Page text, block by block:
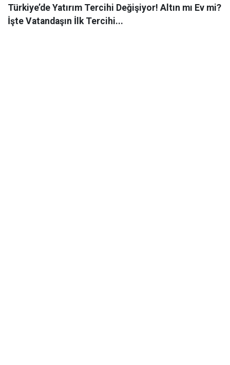
Türkiye’de Yatırım Tercihi Değişiyor! Altın mı Ev mi?
İşte Vatandaşın İlk Tercihi...